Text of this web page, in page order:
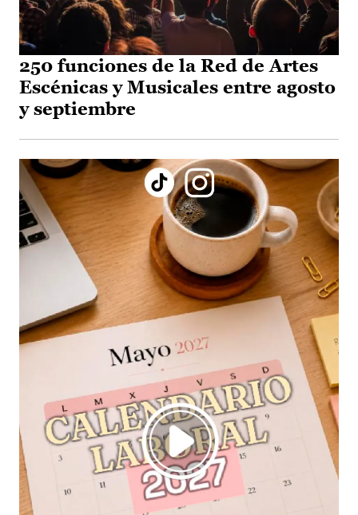
250 funciones de la Red de Artes
Escénicas y Musicales entre agosto
y septiembre